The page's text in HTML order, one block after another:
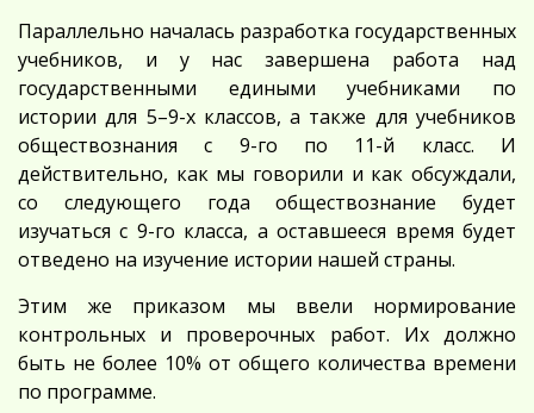
Параллельно началась разработка государственных
учебников, и у нас завершена работа над
государственными едиными учебниками по
истории для 5–9-х классов, а также для учебников
обществознания с 9-го по 11-й класс. И
действительно, как мы говорили и как обсуждали,
со следующего года обществознание будет
изучаться с 9-го класса, а оставшееся время будет
отведено на изучение истории нашей страны.
Этим же приказом мы ввели нормирование
контрольных и проверочных работ. Их должно
быть не более 10% от общего количества времени
по программе.